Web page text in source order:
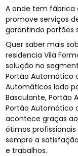
A onde tem fábrica
promove serviços
garantindo portões
Quer saber mais
residencia Vila
solução no
Portão Automático
Automáticos lado
Basculante, Portão
Portão Automático
acontece graças
ótimos
sempre a
e trabalhos.